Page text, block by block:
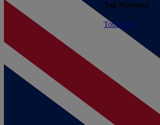
Top Marques
Tout voir